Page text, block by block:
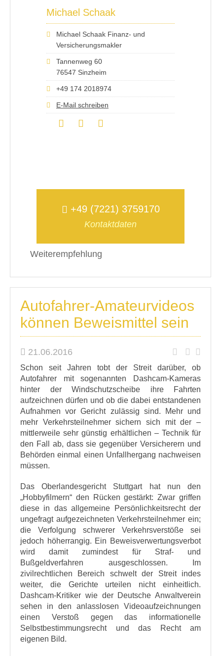
Michael Schaak
Michael Schaak Finanz- und
Versicherungsmakler
Tannenweg 60
76547 Sinzheim
+49 174 2018974
E-Mail schreiben
+49 (7221) 3759170
Kontaktdaten
Weiterempfehlung
Autofahrer-Amateurvideos
können Beweismittel sein
21.06.2016
Schon seit Jahren tobt der Streit darüber, ob
Autofahrer mit sogenannten Dashcam-Kameras
hinter der Windschutzscheibe ihre Fahrten
aufzeichnen dürfen und ob die dabei entstandenen
Aufnahmen vor Gericht zulässig sind. Mehr und
mehr Verkehrsteilnehmer sichern sich mit der –
mittlerweile sehr günstig erhältlichen – Technik für
den Fall ab, dass sie gegenüber Versicherern und
Behörden einmal einen Unfallhergang nachweisen
müssen.
Das Oberlandesgericht Stuttgart hat nun den
„Hobbyfilmern“ den Rücken gestärkt: Zwar griffen
diese in das allgemeine Persönlichkeitsrecht der
ungefragt aufgezeichneten Verkehrsteilnehmer ein;
die Verfolgung schwerer Verkehrsverstöße sei
jedoch höherrangig. Ein Beweisverwertungsverbot
wird damit zumindest für Straf- und
Bußgeldverfahren ausgeschlossen. Im
zivilrechtlichen Bereich schwelt der Streit indes
weiter, die Gerichte urteilen nicht einheitlich.
Dashcam-Kritiker wie der Deutsche Anwaltverein
sehen in den anlasslosen Videoaufzeichnungen
einen Verstoß gegen das informationelle
Selbstbestimmungsrecht und das Recht am
eigenen Bild.